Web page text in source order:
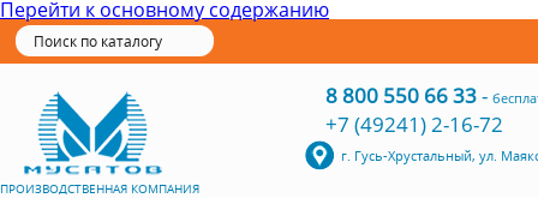
Перейти к основному содержанию
ПРОИЗВОДСТВЕННАЯ КОМПАНИЯ
8 800 550 66 33-
+7 (49241) 2-16-72
г. Гусь-Хрустальный, ул.